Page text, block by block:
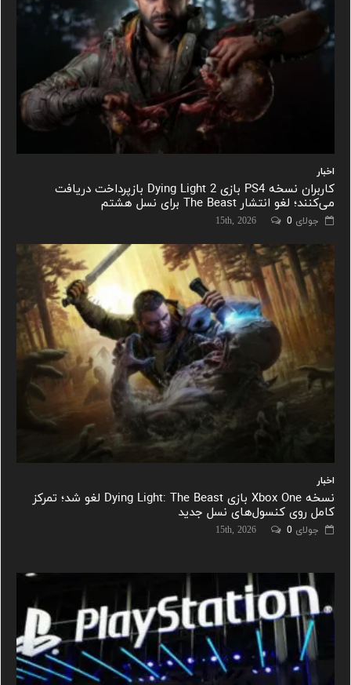
اخبار
کاربران نسخه PS4 بازی Dying Light 2 بازپرداخت دریافت
می‌کنند؛ لغو انتشار The Beast برای نسل هشتم
جولای 15th, 2026 0
اخبار
نسخه Xbox One بازی Dying Light: The Beast لغو شد؛ تمرکز
کامل روی کنسول‌های نسل جدید
جولای 15th, 2026 0